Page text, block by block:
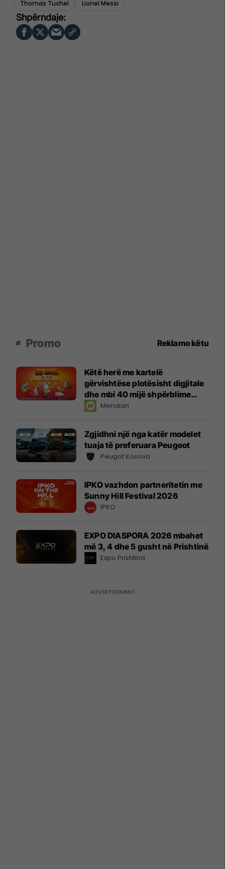
Thomas Tuchel Lionel Messi
Promo Reklamo këtu
Këtë herë me kartelë
gërvishtëse plotësisht digjitale
dhe mbi 40 mijë shpërblime
instant!Meridian
Zgjidhni një nga katër modelet
tuaja të preferuara Peugeot
Peugot Kosova
IPKO vazhdon partneritetin me
Sunny Hill Festival 2026
IPKO
EXPO DIASPORA 2026 mbahet
më 3, 4 dhe 5 gusht në Prishtinë
Expo Prishtina